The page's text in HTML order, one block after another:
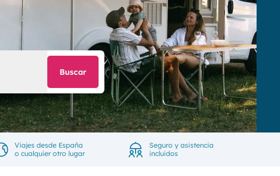
Buscar
Viajes desde España
o cualquier otro lugar
Seguro y asistencia
incluidos